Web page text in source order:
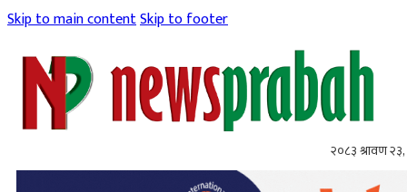
Skip to main contentSkip to footer
२०८३ श्रावण २३,